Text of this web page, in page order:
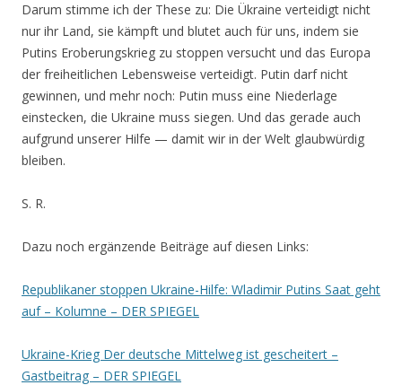
Darum stimme ich der These zu: Die Ükraine verteidigt nicht
nur ihr Land, sie kämpft und blutet auch für uns, indem sie
Putins Eroberungskrieg zu stoppen versucht und das Europa
der freiheitlichen Lebensweise verteidigt. Putin darf nicht
gewinnen, und mehr noch: Putin muss eine Niederlage
einstecken, die Ukraine muss siegen. Und das gerade auch
aufgrund unserer Hilfe — damit wir in der Welt glaubwürdig
bleiben.
S. R.
Dazu noch ergänzende Beiträge auf diesen Links:
Republikaner stoppen Ukraine-Hilfe: Wladimir Putins Saat geht
auf – Kolumne – DER SPIEGEL
Ukraine-Krieg Der deutsche Mittelweg ist gescheitert –
Gastbeitrag – DER SPIEGEL